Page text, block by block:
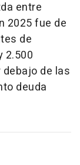
entre
2025 fue de
de
2.500
de las
deuda